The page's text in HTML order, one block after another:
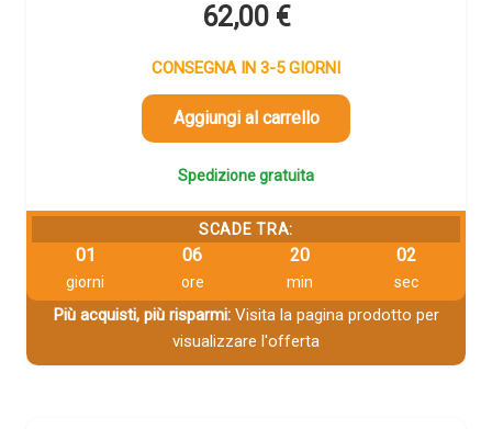
62,00 €
CONSEGNA IN 3-5 GIORNI
Aggiungi al carrello
Spedizione gratuita
SCADE TRA:
01
giorni
06
ore
20
min
01
sec
Più acquisti, più risparmi:Visita la pagina prodotto per
visualizzare l'offerta